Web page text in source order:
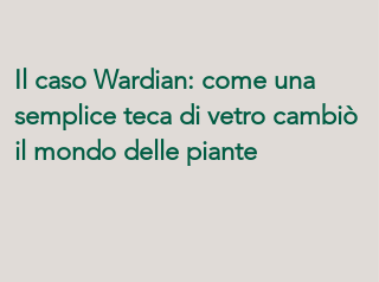
Il caso Wardian: come una
semplice teca di vetro cambiò
il mondo delle piante